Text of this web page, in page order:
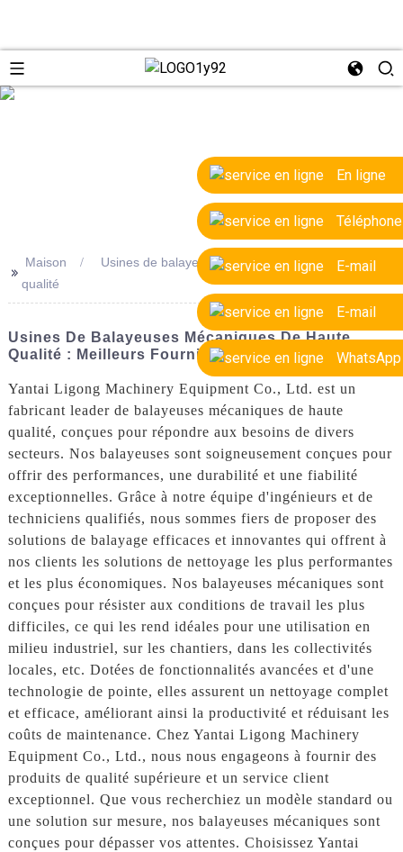
En ligne
Téléphone
E-mail
E-mail
WhatsApp
>>
Maison
Usines de balayeuses mécaniques de haute
qualité
Usines De Balayeuses Mécaniques De Haute
Qualité : Meilleurs Fournisseurs Et Fabricants
Yantai Ligong Machinery Equipment Co., Ltd. est un
fabricant leader de balayeuses mécaniques de haute
qualité, conçues pour répondre aux besoins de divers
secteurs. Nos balayeuses sont soigneusement conçues pour
offrir des performances, une durabilité et une fiabilité
exceptionnelles. Grâce à notre équipe d'ingénieurs et de
techniciens qualifiés, nous sommes fiers de proposer des
solutions de balayage efficaces et innovantes qui offrent à
nos clients les solutions de nettoyage les plus performantes
et les plus économiques. Nos balayeuses mécaniques sont
conçues pour résister aux conditions de travail les plus
difficiles, ce qui les rend idéales pour une utilisation en
milieu industriel, sur les chantiers, dans les collectivités
locales, etc. Dotées de fonctionnalités avancées et d'une
technologie de pointe, elles assurent un nettoyage complet
et efficace, améliorant ainsi la productivité et réduisant les
coûts de maintenance. Chez Yantai Ligong Machinery
Equipment Co., Ltd., nous nous engageons à fournir des
produits de qualité supérieure et un service client
exceptionnel. Que vous recherchiez un modèle standard ou
une solution sur mesure, nos balayeuses mécaniques sont
conçues pour dépasser vos attentes. Choisissez Yantai